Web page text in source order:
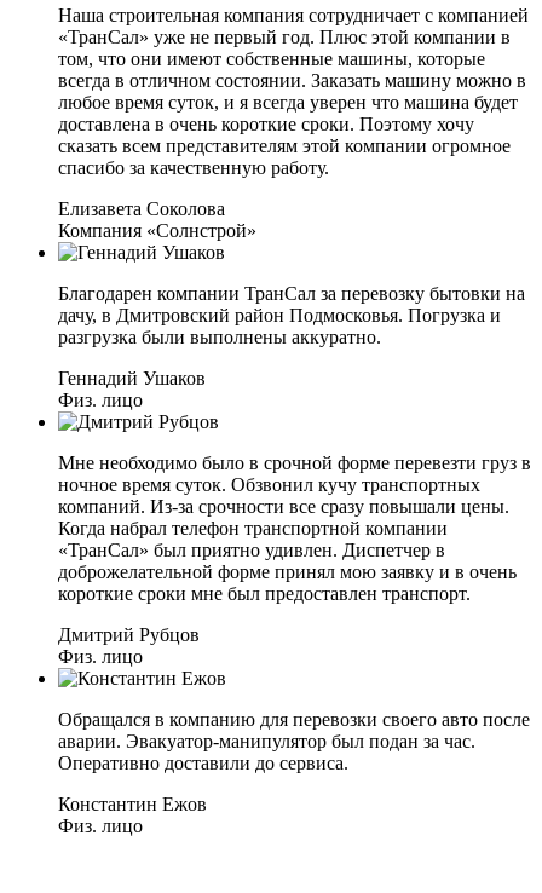
Наша строительная компания сотрудничает с компанией
«ТранСал» уже не первый год. Плюс этой компании в
том, что они имеют собственные машины, которые
всегда в отличном состоянии. Заказать машину можно в
любое время суток, и я всегда уверен что машина будет
доставлена в очень короткие сроки. Поэтому хочу
сказать всем представителям этой компании огромное
спасибо за качественную работу.
Елизавета Соколова
Компания «Солнстрой»
Благодарен компании ТранСал за перевозку бытовки на
дачу, в Дмитровский район Подмосковья. Погрузка и
разгрузка были выполнены аккуратно.
Геннадий Ушаков
Физ. лицо
Мне необходимо было в срочной форме перевезти груз в
ночное время суток. Обзвонил кучу транспортных
компаний. Из-за срочности все сразу повышали цены.
Когда набрал телефон транспортной компании
«ТранСал» был приятно удивлен. Диспетчер в
доброжелательной форме принял мою заявку и в очень
короткие сроки мне был предоставлен транспорт.
Дмитрий Рубцов
Физ. лицо
Обращался в компанию для перевозки своего авто после
аварии. Эвакуатор-манипулятор был подан за час.
Оперативно доставили до сервиса.
Константин Ежов
Физ. лицо